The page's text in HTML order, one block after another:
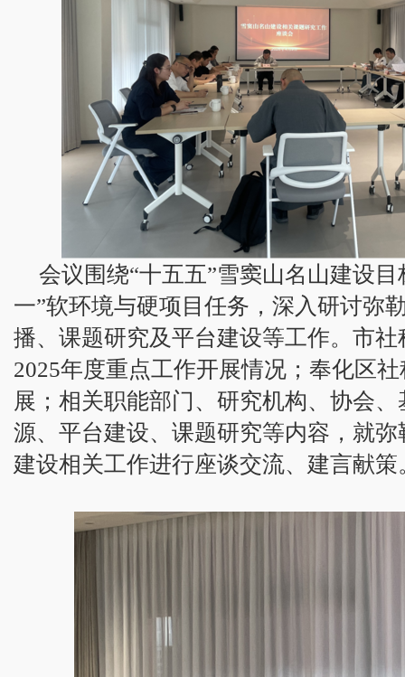
会议围绕“十五五”雪窦山名山建设
一”软环境与硬项目任务，深入研讨弥
播、课题研究及平台建设等工作。市
2025年度重点工作开展情况；奉化区
展；相关职能部门、研究机构、协会
源、平台建设、课题研究等内容，就
建设相关工作进行座谈交流、建言献策